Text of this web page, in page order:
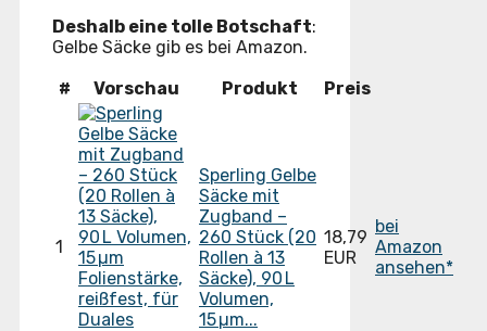
Deshalb eine tolle Botschaft:
Gelbe Säcke gib es bei Amazon.
#
Vorschau Produkt Preis
1
Sperling Gelbe
Säcke mit
Zugband –
260 Stück (20
Rollen à 13
Säcke), 90 L
Volumen,
15 µm...
18,79
EUR
bei
Amazon
ansehen*